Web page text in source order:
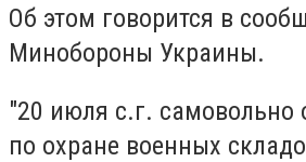
Об этом говорится в
Минобороны Украины.
"20 июля с.г. самовольно
по охране военных